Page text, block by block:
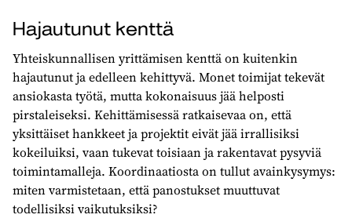
Hajautunut kenttä
Yhteiskunnallisen yrittämisen kenttä on kuitenkin
hajautunut ja edelleen kehittyvä. Monet toimijat tekevät
ansiokasta työtä, mutta kokonaisuus jää helposti
pirstaleiseksi. Kehittämisessä ratkaisevaa on, että
yksittäiset hankkeet ja projektit eivät jää irrallisiksi
kokeiluiksi, vaan tukevat toisiaan ja rakentavat pysyviä
toimintamalleja. Koordinaatiosta on tullut avainkysymys:
miten varmistetaan, että panostukset muuttuvat
todellisiksi vaikutuksiksi?